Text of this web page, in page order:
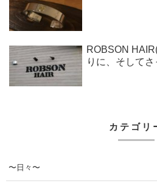
ROBSON
りに、そして
カテゴリ
〜日々〜